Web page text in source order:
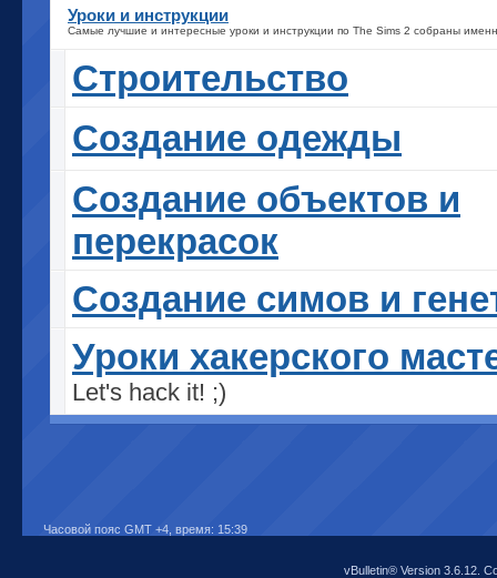
Уроки и инструкции
Самые лучшие и интересные уроки и инструкции по The Sims 2 собраны
Строительство
Создание одежды
Создание объектов и
перекрасок
Cоздание симов и
Уроки хакерского
Let's hack it! ;)
Часовой пояс GMT +4, время: 15:39
vBulletin® Version 3.6.12.